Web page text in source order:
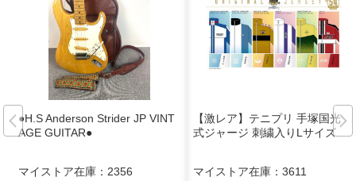
●H.S Anderson Strider JP VINT
AGE GUITAR●
マイストア在庫： 2356
【激レア】テニプリ 手塚国光 公
式ジャージ 刺繍入りLサイズ
マイストア在庫： 3611